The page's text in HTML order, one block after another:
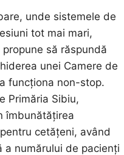
unde sistemele de
tot mai mari,
să răspundă
unei Camere de
funcționa non-stop.
Primăria Sibiu,
îmbunătățirea
pentru cetățeni, având
a numărului de pacienți